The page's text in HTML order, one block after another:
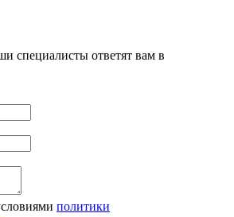
специалисты ответят вам в
политики